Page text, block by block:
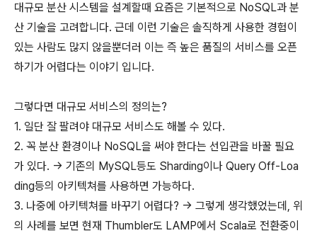
대규모 분산 시스템을 설계할때 요즘은 기본적으로 NoSQL과 분
산 기술을 고려합니다. 근데 이런 기술은 솔직하게 사용한 경험이
있는 사람도 많지 않을뿐더러 이는 즉 높은 품질의 서비스를 오픈
하기가 어렵다는 이야기 입니다.
그렇다면 대규모 서비스의 정의는?
1. 일단 잘 팔려야 대규모 서비스도 해볼 수 있다.
2. 꼭 분산 환경이나 NoSQL을 써야 한다는 선입관을 바꿀 필요
가 있다. → 기존의 MySQL등도 Sharding이나 Query Off-Loa
ding등의 아키텍쳐를 사용하면 가능하다.
3. 나중에 아키텍쳐를 바꾸기 어렵다? → 그렇게 생각했었는데, 위
의 사례를 보면 현재 Thumbler도 LAMP에서 Scala로 전환중이